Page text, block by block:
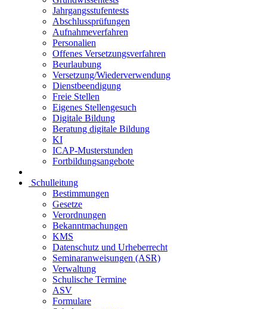
Jahrgangsstufentests
Abschlussprüfungen
Aufnahmeverfahren
Personalien
Offenes Versetzungsverfahren
Beurlaubung
Versetzung/Wiederverwendung
Dienstbeendigung
Freie Stellen
Eigenes Stellengesuch
Digitale Bildung
Beratung digitale Bildung
KI
ICAP-Musterstunden
Fortbildungsangebote
Schulleitung
Bestimmungen
Gesetze
Verordnungen
Bekanntmachungen
KMS
Datenschutz und Urheberrecht
Seminaranweisungen (ASR)
Verwaltung
Schulische Termine
ASV
Formulare